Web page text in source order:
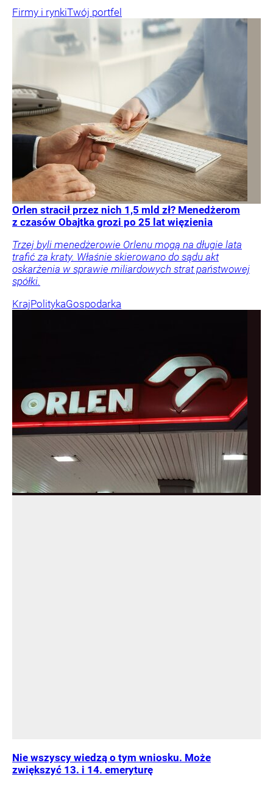
Firmy i rynkiTwój portfel
Orlen stracił przez nich 1,5 mld zł? Menedżerom
z czasów Obajtka grozi po 25 lat więzienia
Trzej byli menedżerowie Orlenu mogą na długie lata
trafić za kraty. Właśnie skierowano do sądu akt
oskarżenia w sprawie miliardowych strat państwowej
spółki.
KrajPolitykaGospodarka
Nie wszyscy wiedzą o tym wniosku. Może
zwiększyć 13. i 14. emeryturę